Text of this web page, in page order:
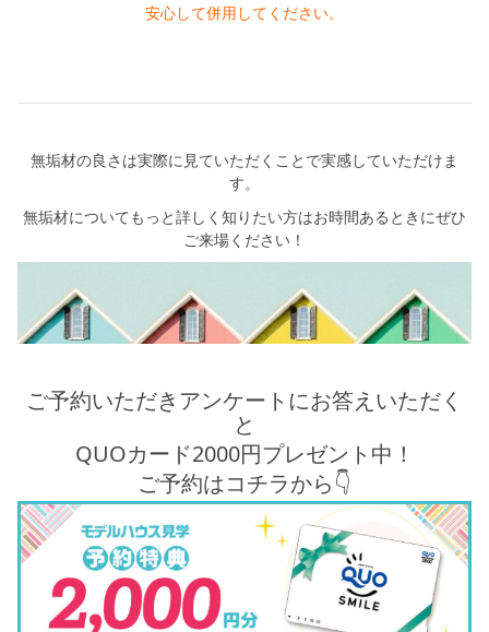
安心して併用してください。
無垢材の良さは実際に見ていただくことで実感していただけま
す。
無垢材についてもっと詳しく知りたい方はお時間あるときにぜひ
ご来場ください！
ご予約いただきアンケートにお答えいただく
と
QUOカード2000円プレゼント中！
ご予約はコチラから👇